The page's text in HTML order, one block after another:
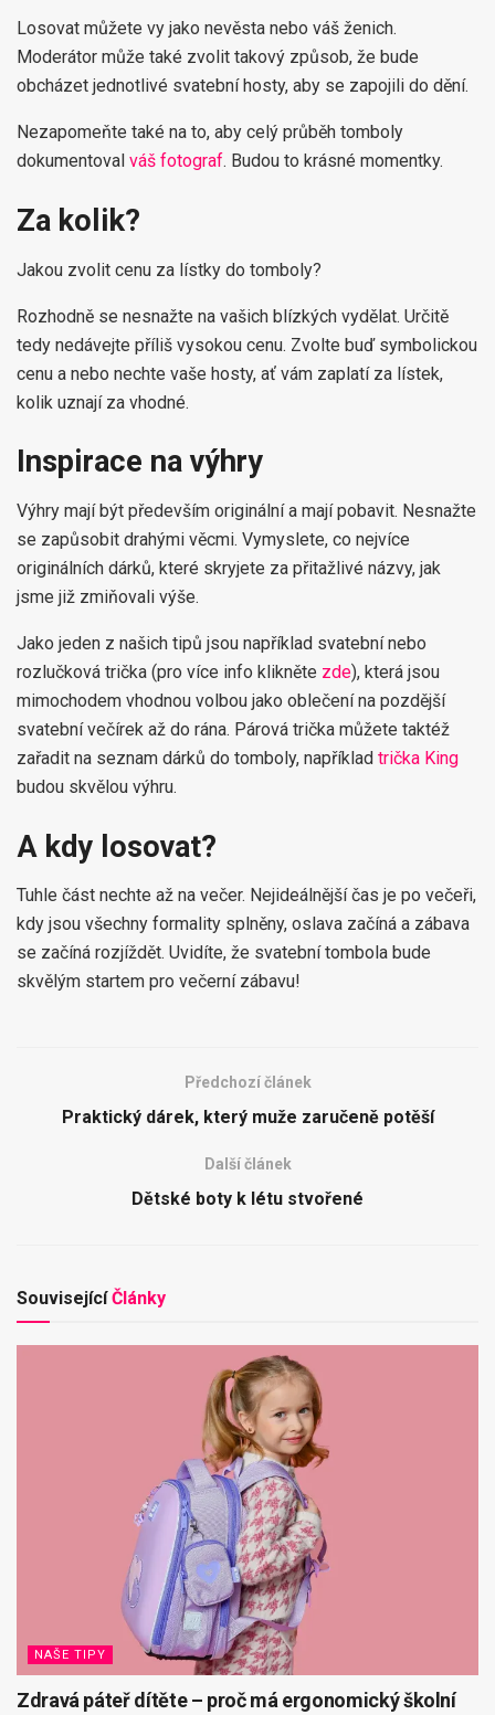
Losovat můžete vy jako nevěsta nebo váš ženich.
Moderátor může také zvolit takový způsob, že bude
obcházet jednotlivé svatební hosty, aby se zapojili do dění.
Nezapomeňte také na to, aby celý průběh tomboly
dokumentoval váš fotograf. Budou to krásné momentky.
Za kolik?
Jakou zvolit cenu za lístky do tomboly?
Rozhodně se nesnažte na vašich blízkých vydělat. Určitě
tedy nedávejte příliš vysokou cenu. Zvolte buď symbolickou
cenu a nebo nechte vaše hosty, ať vám zaplatí za lístek,
kolik uznají za vhodné.
Inspirace na výhry
Výhry mají být především originální a mají pobavit. Nesnažte
se zapůsobit drahými věcmi. Vymyslete, co nejvíce
originálních dárků, které skryjete za přitažlivé názvy, jak
jsme již zmiňovali výše.
Jako jeden z našich tipů jsou například svatební nebo
rozlučková trička (pro více info klikněte zde), která jsou
mimochodem vhodnou volbou jako oblečení na pozdější
svatební večírek až do rána. Párová trička můžete taktéž
zařadit na seznam dárků do tomboly, například trička King
budou skvělou výhru.
A kdy losovat?
Tuhle část nechte až na večer. Nejideálnější čas je po večeři,
kdy jsou všechny formality splněny, oslava začíná a zábava
se začíná rozjíždět. Uvidíte, že svatební tombola bude
skvělým startem pro večerní zábavu!
Předchozí článek
Praktický dárek, který muže zaručeně potěší
Další článek
Dětské boty k létu stvořené
SouvisejícíČlánky
NAŠE TIPY
Zdravá páteř dítěte – proč má ergonomický školní